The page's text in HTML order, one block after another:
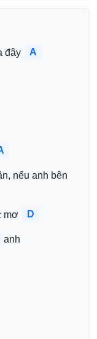
đây A
nếu anh bên
mơ D
anh